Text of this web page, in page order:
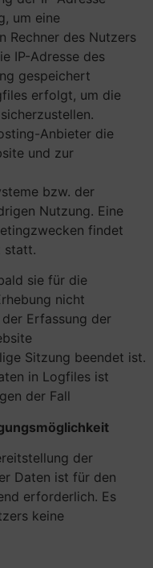
um eine
Rechner des Nutzers
IP-Adresse des
gespeichert
erfolgt, um die
Anbieter die
und zur
bzw. der
Nutzung. Eine
findet
statt.
sie für die
nicht
Erfassung der
Sitzung beendet ist.
in Logfiles ist
der Fall
der
Daten ist für den
erforderlich. Es
keine